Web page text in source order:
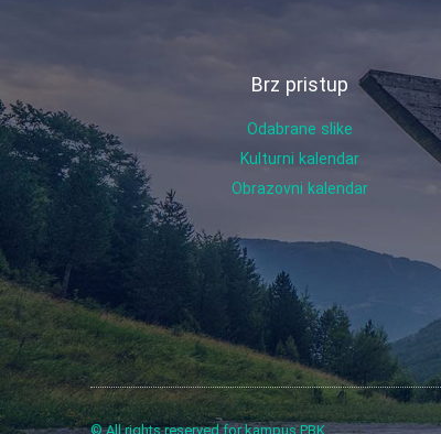
Brz pristup
Odabrane slike
Kulturni kalendar
Obrazovni kalendar